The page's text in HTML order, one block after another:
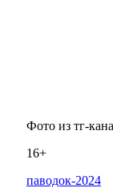
Фото из тг-
16+
паводок-2024